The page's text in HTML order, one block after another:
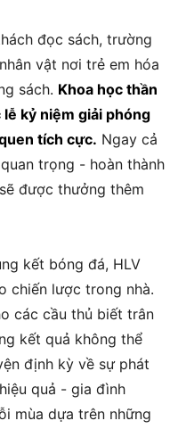
đọc sách, trường
vật nơi trẻ em hóa
sách. Khoa học thần
kỷ niệm giải phóng
tích cực. Ngay cả
trọng - hoàn thành
được thưởng thêm
kết bóng đá, HLV
chiến lược trong nhà.
các cầu thủ biết trân
kết quả không thể
định kỳ về sự phát
quả - gia đình
mùa dựa trên những